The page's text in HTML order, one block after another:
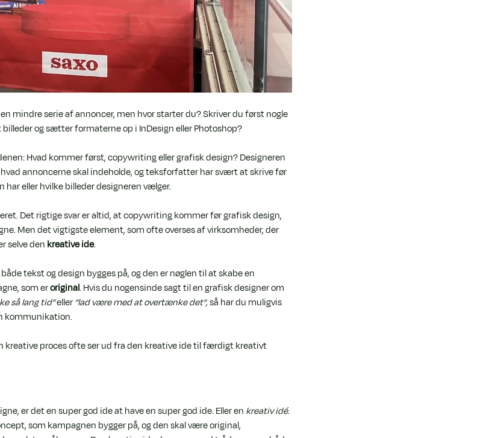
mindre serie af annoncer, men hvor starter du? Skriver du først nogle
og sætter formaterne op i InDesign eller Photoshop?
Hvad kommer først, copywriting eller grafisk design? Designeren
annoncerne skal indeholde, og teksforfatter har svært at skrive før
har eller hvilke billeder designeren vælger.
Det rigtige svar er altid, at copywriting kommer før grafisk design,
Men det vigtigste element, som ofte overses af virksomheder, der
selve den kreative ide.
tekst og design bygges på, og den er nøglen til at skabe en
som er original. Hvis du nogensinde sagt til en grafisk designer om
så lang tid” eller ”lad være med at overtænke det”, så har du muligvis
kommunikation.
kreative proces ofte ser ud fra den kreative ide til færdigt kreativt
er det en super god ide at have en super god ide. Eller en kreativ idé.
som kampagnen bygger på, og den skal være original,